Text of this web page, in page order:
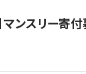
マンスリー寄